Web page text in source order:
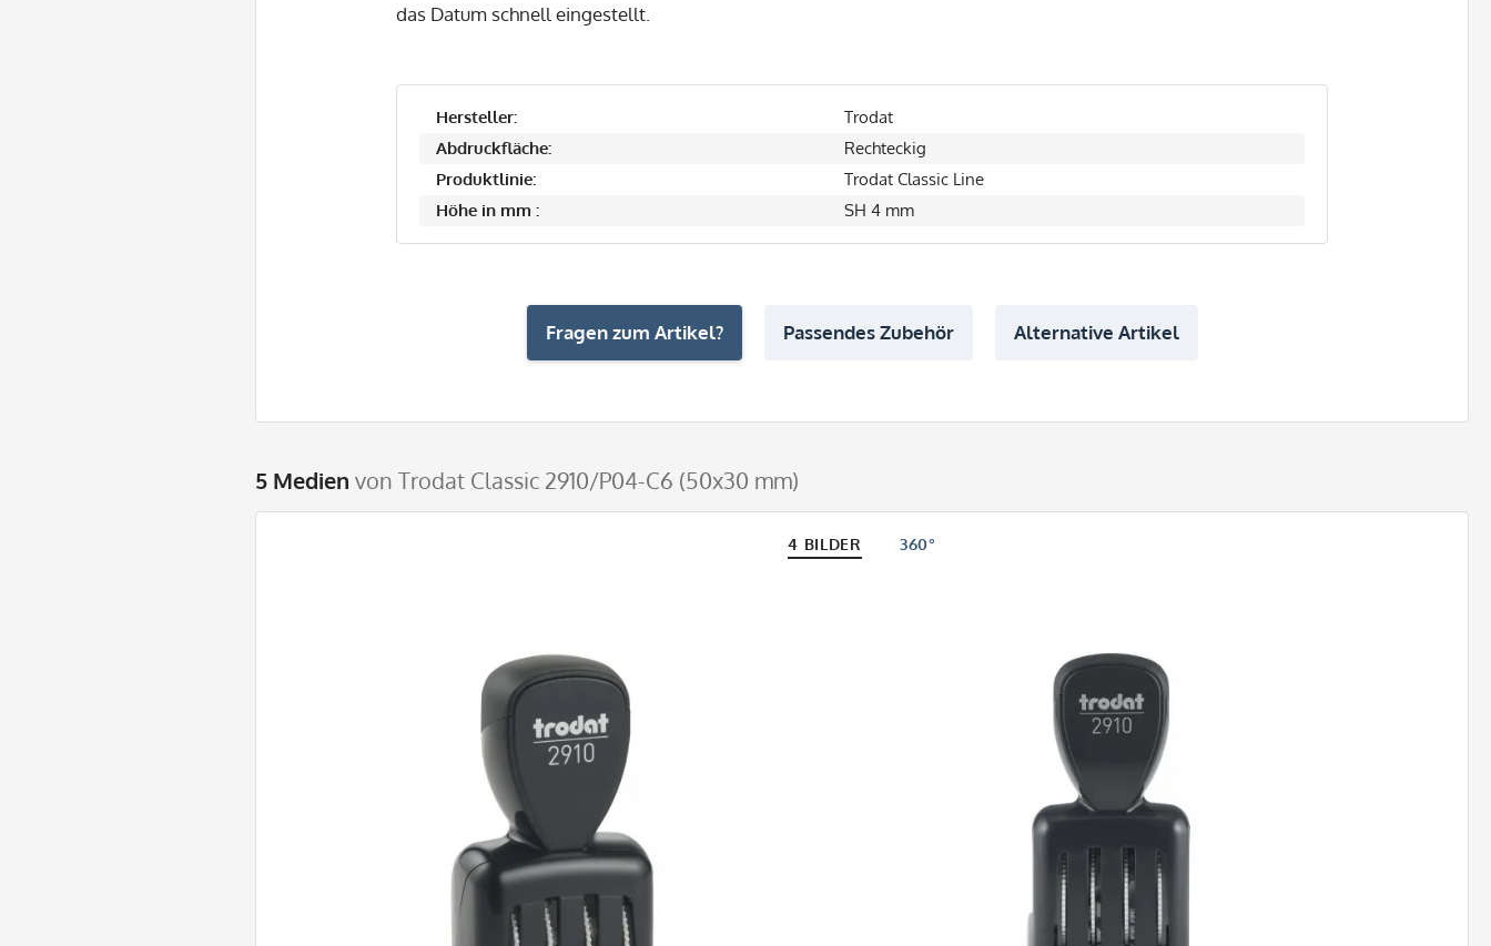
das Datum schnell eingestellt.
Hersteller:
Trodat
Abdruckfläche:
Rechteckig
Produktlinie:
Trodat Classic Line
Höhe in mm :
SH 4 mm
Fragen zum Artikel? Passendes Zubehör Alternative Artikel
5 Medien von Trodat Classic 2910/P04-C6 (50x30 mm)
4 BILDER 360°